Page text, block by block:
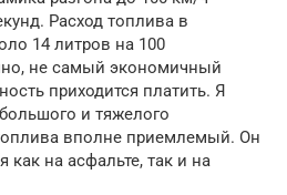
Расход топлива в
14 литров на 100
не самый экономичный
приходится платить. Я
и тяжелого
вполне приемлемый. Он
как на асфальте, так и на